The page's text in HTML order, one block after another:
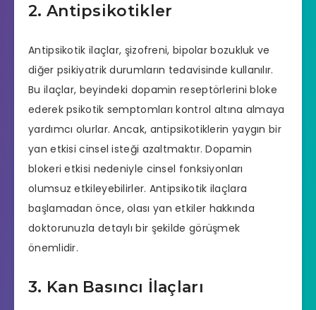
2. Antipsikotikler
Antipsikotik ilaçlar, şizofreni, bipolar bozukluk ve
diğer psikiyatrik durumların tedavisinde kullanılır.
Bu ilaçlar, beyindeki dopamin reseptörlerini bloke
ederek psikotik semptomları kontrol altına almaya
yardımcı olurlar. Ancak, antipsikotiklerin yaygın bir
yan etkisi cinsel isteği azaltmaktır. Dopamin
blokeri etkisi nedeniyle cinsel fonksiyonları
olumsuz etkileyebilirler. Antipsikotik ilaçlara
başlamadan önce, olası yan etkiler hakkında
doktorunuzla detaylı bir şekilde görüşmek
önemlidir.
3. Kan Basıncı İlaçları